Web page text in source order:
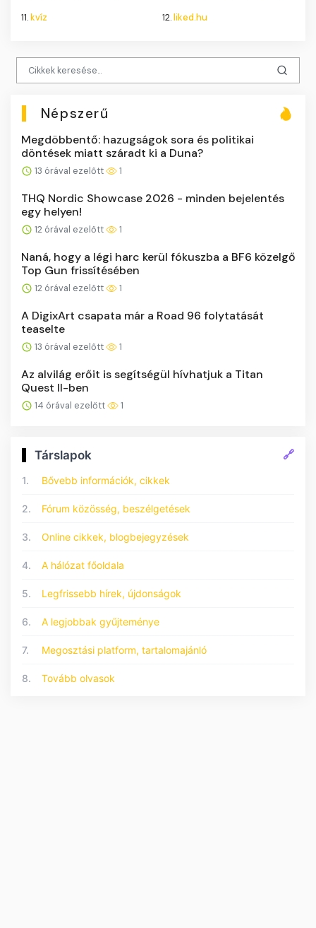
11.kvíz 12.liked.hu
Népszerű
Megdöbbentő: hazugságok sora és politikai
döntések miatt száradt ki a Duna?
13 órával ezelőtt 1
THQ Nordic Showcase 2026 - minden bejelentés
egy helyen!
12 órával ezelőtt 1
Naná, hogy a légi harc kerül fókuszba a BF6 közelgő
Top Gun frissítésében
12 órával ezelőtt 1
A DigixArt csapata már a Road 96 folytatását
teaselte
13 órával ezelőtt 1
Az alvilág erőit is segítségül hívhatjuk a Titan
Quest II-ben
14 órával ezelőtt 1
Társlapok 🔗
1. Bővebb információk, cikkek
2. Fórum közösség, beszélgetések
3. Online cikkek, blogbejegyzések
4. A hálózat főoldala
5. Legfrissebb hírek, újdonságok
6. A legjobbak gyűjteménye
7. Megosztási platform, tartalomajánló
8. Tovább olvasok